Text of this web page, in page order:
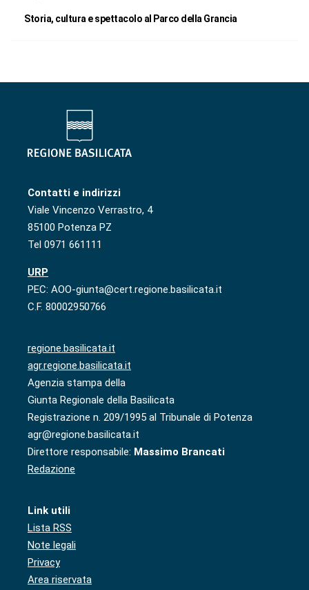
Storia, cultura e spettacolo al Parco della Grancia
Contatti e indirizzi
Viale Vincenzo Verrastro, 4
85100 Potenza PZ
Tel 0971 661111
URP
PEC: AOO-giunta@cert.regione.basilicata.it
C.F. 80002950766
regione.basilicata.it
agr.regione.basilicata.it
Agenzia stampa della
Giunta Regionale della Basilicata
Registrazione n. 209/1995 al Tribunale di Potenza
agr@regione.basilicata.it
Direttore responsabile: Massimo Brancati
Redazione
Link utili
Lista RSS
Note legali
Privacy
Area riservata